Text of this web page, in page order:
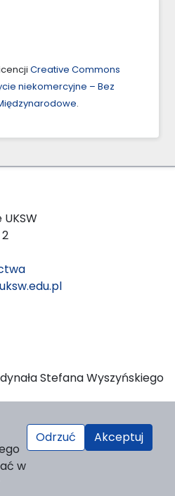
Creative Commons
niekomercyjne – Bez
.
Stefana Wyszyńskiego
OJS/PKP
w
Odrzuć Akceptuj